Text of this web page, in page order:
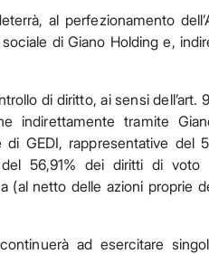
al perfezionamento
di Giano Holding e,
di diritto, ai sensi dell’art.
indirettamente tramite
di GEDI, rappresentative del
56,91% dei diritti di voto
(al netto delle azioni proprie
ad esercitare